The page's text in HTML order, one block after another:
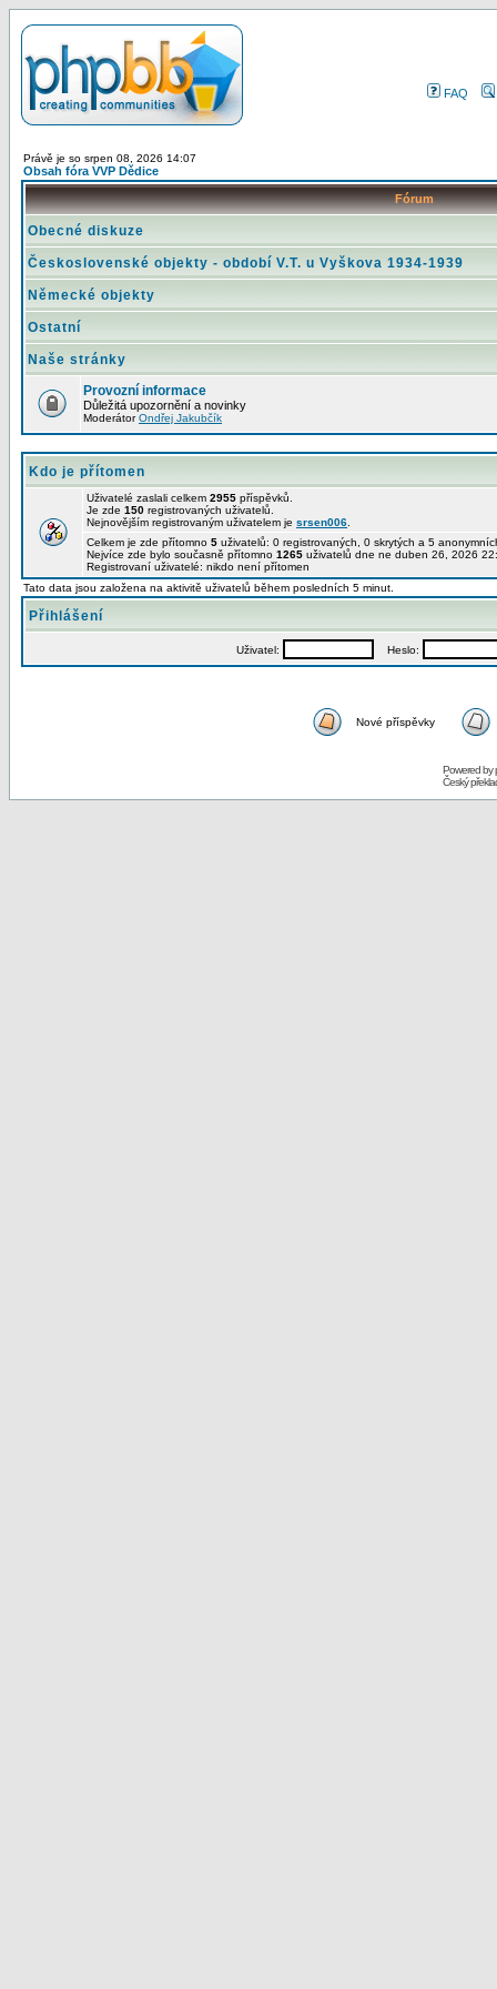
FAQ
Právě je so srpen 08, 2026 14:07
Obsah fóra VVP Dědice
Fórum
Obecné diskuze
Československé objekty - období V.T. u Vyškova 1934-1939
Německé objekty
Ostatní
Naše stránky
Provozní informace
Důležitá upozornění a novinky
ModerátorOndřej Jakubčík
Kdo je přítomen
Uživatelé zaslali celkem 2955 příspěvků.
Je zde 150 registrovaných uživatelů.
Nejnovějším registrovaným uživatelem je srsen006
Celkem je zde přítomno 5 uživatelů: 0 registrovaných, 0 skrytých a 5
Nejvíce zde bylo současně přítomno 1265 uživatelů dne ne duben 26, 2026
Registrovaní uživatelé: nikdo není přítomen
Tato data jsou založena na aktivitě uživatelů během posledních 5 minut.
Přihlášení
Uživatel: Heslo:
Nové příspěvky
Powered by
Český